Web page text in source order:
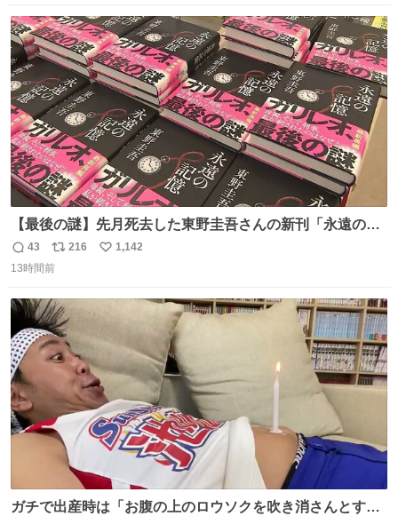
どそれぞれのマグネットを見る度に旅の思い出が鮮明によ
みがえります。
ト
数
数
【最後の謎】先月死去した東野圭吾さんの新刊「永遠の記
憶」発売 代表作「ガリレオ」シリーズ最新作
news.livedoor.com/article/detail… 68歳で亡くなった作家
かりの新刊も加わり、多くのファンが足を運んでいた。
返
信
43
リ
ポ
ト
数
216
い
数
1,142
13時間前
ガチで出産時は「お腹の上のロウソクを吹き消さんとする